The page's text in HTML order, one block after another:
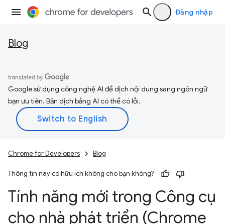
Đăng nhập
Blog
Google sử dụng công nghệ AI để dịch nội dung sang ngôn ngữ
bạn ưu tiên. Bản dịch bằng AI có thể có lỗi.
Chrome for Developers Blog
Thông tin này có hữu ích không cho bạn không?
Tính năng mới trong Công cụ
cho nhà phát triển (Chrome